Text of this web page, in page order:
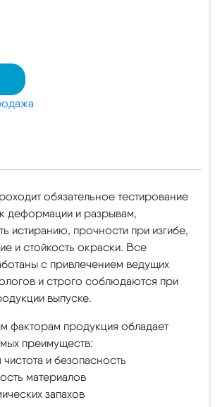
обязательное тестирование
деформации и разрывам,
истиранию, прочности при изгибе,
и стойкость окраски. Все
с привлечением ведущих
и строго соблюдаются при
выпуске.
факторам продукция обладает
преимуществ:
и безопасность
материалов
запахов